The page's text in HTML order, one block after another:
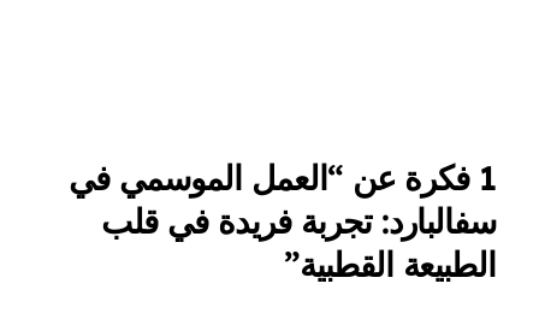
1 فكرة عن “العمل الموسمي في
سفالبارد: تجربة فريدة في قلب
الطبيعة القطبية”